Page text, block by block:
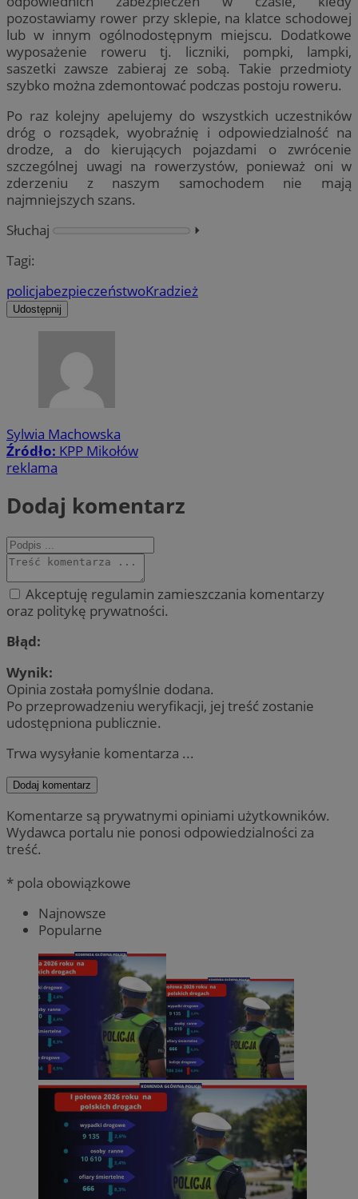
pozostawiamy rower przy sklepie, na klatce schodowej
lub w innym ogólnodostępnym miejscu. Dodatkowe
wyposażenie roweru tj. liczniki, pompki, lampki,
saszetki zawsze zabieraj ze sobą. Takie przedmioty
szybko można zdemontować podczas postoju roweru.
Po raz kolejny apelujemy do wszystkich uczestników
dróg o rozsądek, wyobraźnię i odpowiedzialność na
drodze, a do kierujących pojazdami o zwrócenie
szczególnej uwagi na rowerzystów, ponieważ oni w
zderzeniu z naszym samochodem nie mają
najmniejszych szans.
Słuchaj
⏵︎
Tagi:
policjabezpieczeństwoKradzież
Udostępnij
Sylwia Machowska
Źródło: KPP Mikołów
reklama
Dodaj komentarz
Akceptuję regulamin zamieszczania komentarzy
oraz politykę prywatności.
Błąd:
Wynik:
Opinia została pomyślnie dodana.
Po przeprowadzeniu weryfikacji, jej treść zostanie
udostępniona publicznie.
Trwa wysyłanie komentarza ...
Dodaj komentarz
Komentarze są prywatnymi opiniami użytkowników.
Wydawca portalu nie ponosi odpowiedzialności za
treść.
* pola obowiązkowe
Najnowsze
Popularne